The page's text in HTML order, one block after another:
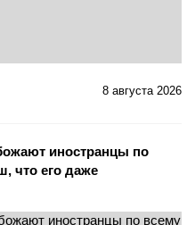
8 августа 2026
иностранцы по
что его даже